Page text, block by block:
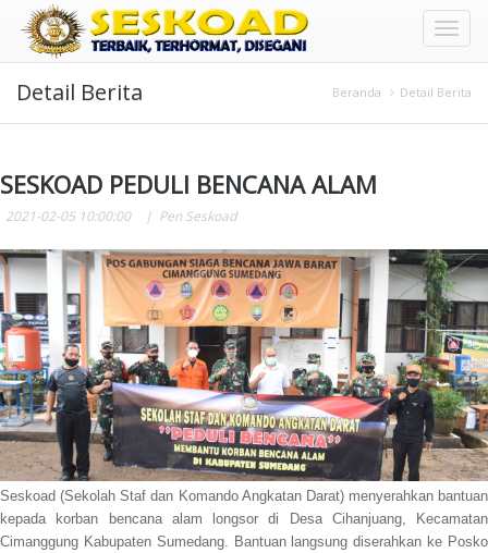
Toggle
Detail Berita Beranda Detail Berita
SESKOAD PEDULI BENCANA ALAM
2021-02-05 10:00:00 Pen Seskoad
Seskoad (Sekolah Staf dan Komando Angkatan Darat) menyerahkan bantuan
kepada korban bencana alam longsor di Desa Cihanjuang, Kecamatan
Cimanggung Kabupaten Sumedang. Bantuan langsung diserahkan ke Posko